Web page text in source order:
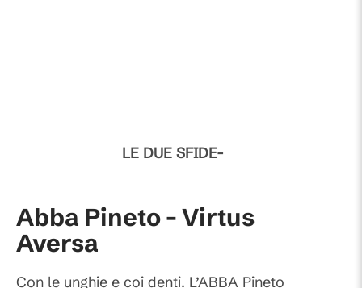
LE DUE SFIDE-
Abba Pineto - Virtus
Aversa
Con le unghie e coi denti. L’ABBA Pineto